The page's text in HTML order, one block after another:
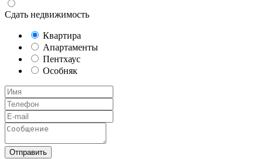
Сдать недвижимость
Квартира
Апартаменты
Пентхаус
Особняк